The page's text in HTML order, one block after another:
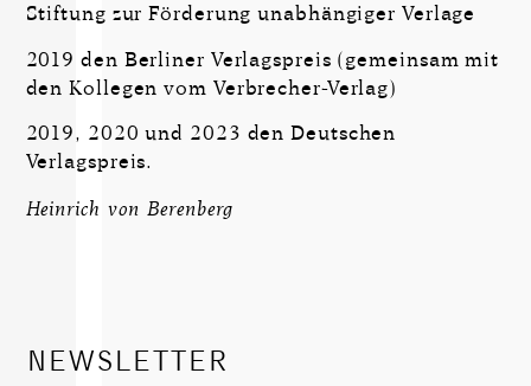
Stiftung zur Förderung unabhängiger Verlage
2019 den Berliner Verlagspreis (gemeinsam mit
den Kollegen vom Verbrecher-Verlag)
2019, 2020 und 2023 den Deutschen
Verlagspreis.
Heinrich von Berenberg
NEWSLETTER